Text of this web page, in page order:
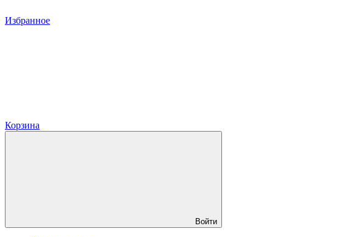
Избранное
Корзина
Войти